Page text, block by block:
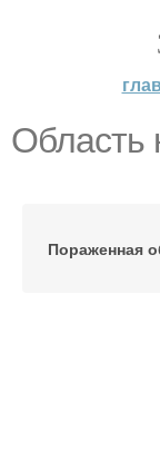
Область
Пораженная